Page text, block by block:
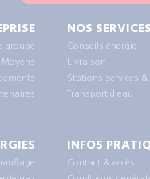
groupe
Moyens
NOS SERVICES
Conseils énergie
Livraison
Stations services
Transport d'eau
INFOS
Contact & accès